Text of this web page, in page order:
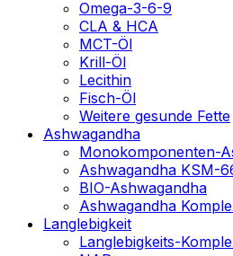
Omega-3-6-9
CLA & HCA
MCT-Öl
Krill-Öl
Lecithin
Fisch-Öl
Weitere gesunde Fette
Ashwagandha
Monokomponenten-
Ashwagandha KSM-
BIO-Ashwagandha
Ashwagandha
Langlebigkeit
Langlebigkeits-